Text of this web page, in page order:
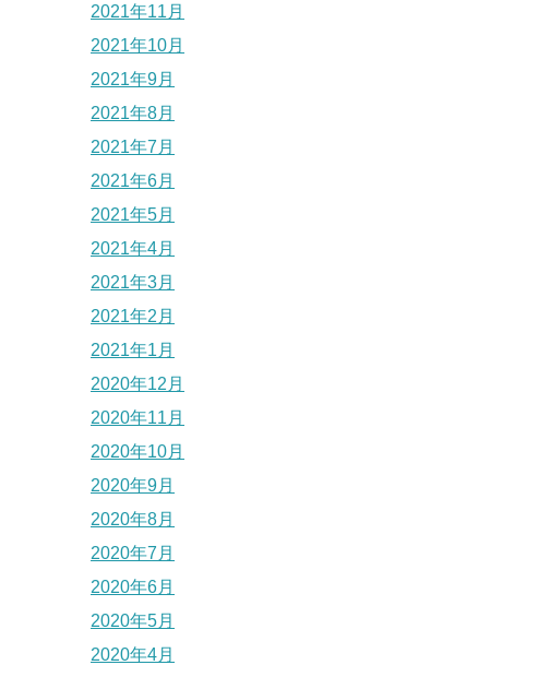
2021年11月
2021年10月
2021年9月
2021年8月
2021年7月
2021年6月
2021年5月
2021年4月
2021年3月
2021年2月
2021年1月
2020年12月
2020年11月
2020年10月
2020年9月
2020年8月
2020年7月
2020年6月
2020年5月
2020年4月